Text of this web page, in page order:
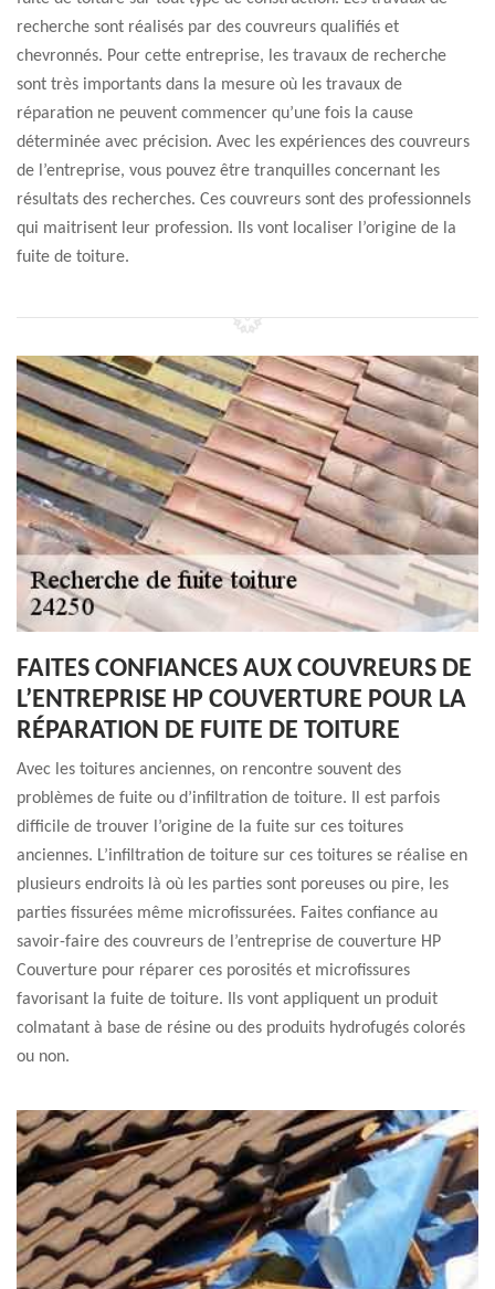
recherche sont réalisés par des couvreurs qualifiés et
chevronnés. Pour cette entreprise, les travaux de recherche
sont très importants dans la mesure où les travaux de
réparation ne peuvent commencer qu’une fois la cause
déterminée avec précision. Avec les expériences des couvreurs
de l’entreprise, vous pouvez être tranquilles concernant les
résultats des recherches. Ces couvreurs sont des professionnels
qui maitrisent leur profession. Ils vont localiser l’origine de la
fuite de toiture.
FAITES CONFIANCES AUX COUVREURS DE
L’ENTREPRISE HP COUVERTURE POUR LA
RÉPARATION DE FUITE DE TOITURE
Avec les toitures anciennes, on rencontre souvent des
problèmes de fuite ou d’infiltration de toiture. Il est parfois
difficile de trouver l’origine de la fuite sur ces toitures
anciennes. L’infiltration de toiture sur ces toitures se réalise en
plusieurs endroits là où les parties sont poreuses ou pire, les
parties fissurées même microfissurées. Faites confiance au
savoir-faire des couvreurs de l’entreprise de couverture HP
Couverture pour réparer ces porosités et microfissures
favorisant la fuite de toiture. Ils vont appliquent un produit
colmatant à base de résine ou des produits hydrofugés colorés
ou non.